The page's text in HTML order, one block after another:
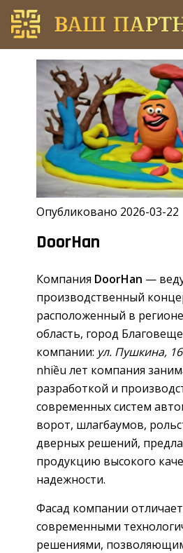
Опубликовано 2026-03-22
DoorHan
Компания DoorHan —
производственный
расположенный в
область, город
компании: ул. Пушкина,
nhiều лет компания
разработкой и
современных систем
ворот, шлагбаумов,
дверных решений,
продукцию высокого
надежности.
Фасад компании
современными
решениями,